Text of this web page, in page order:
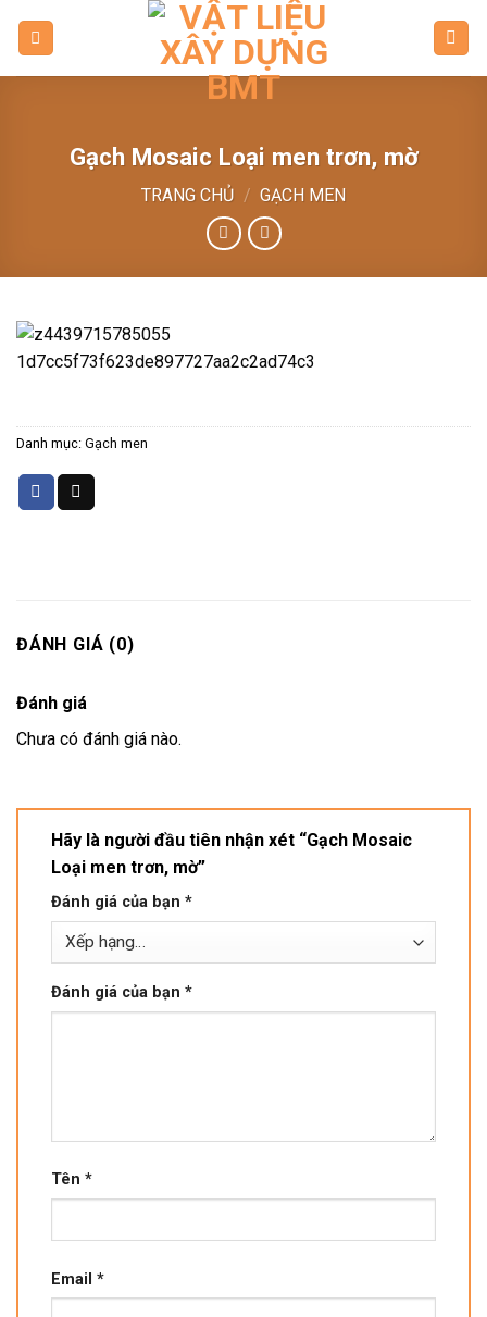
Gạch Mosaic Loại men trơn, mờ
TRANG CHỦ / GẠCH MEN
Danh mục: Gạch men
ĐÁNH GIÁ (0)
Đánh giá
Chưa có đánh giá nào.
Hãy là người đầu tiên nhận xét “Gạch Mosaic
Loại men trơn, mờ”
Đánh giá của bạn *
Đánh giá của bạn *
Tên *
Email *